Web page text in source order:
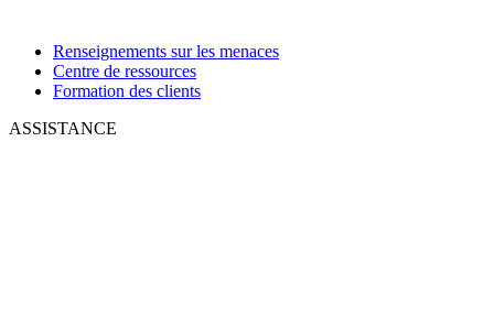
Renseignements sur les menaces
Centre de ressources
Formation des clients
ASSISTANCE